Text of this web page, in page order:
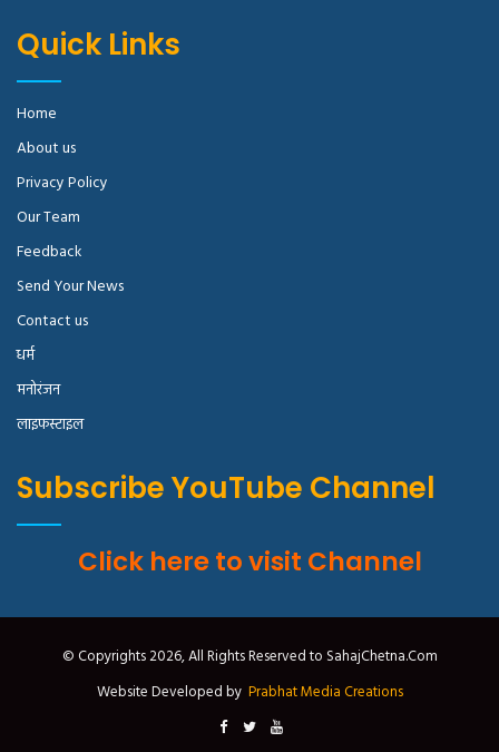
Quick Links
Home
About us
Privacy Policy
Our Team
Feedback
Send Your News
Contact us
धर्म
मनोरंजन
लाइफस्टाइल
Subscribe YouTube Channel
Click here to visit Channel
© Copyrights 2026, All Rights Reserved to SahajChetna.Com
Website Developed by Prabhat Media Creations